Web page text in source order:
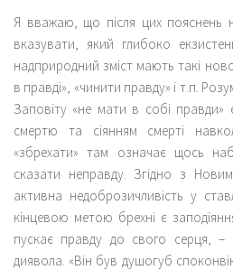
Я вважаю, що після цих пояснень
вказувати, який глибоко
надприродний зміст мають такі
в правді», «чинити правду» і т.п.
Заповіту «не мати в собі правди»
смертю та сіянням смерті
«збрехати» там означає щось
сказати неправду. Згідно з
активна недоброзичливість у
кінцевою метою брехні є
пускає правду до свого серця, –
диявола. «Він був душогуб